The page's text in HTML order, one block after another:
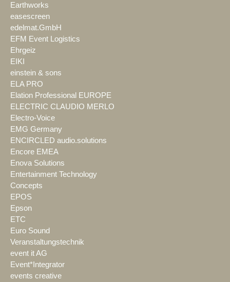
Earthworks
easescreen
edelmat.GmbH
EFM Event Logistics
Ehrgeiz
EIKI
einstein & sons
ELA PRO
Elation Professional EUROPE
ELECTRIC CLAUDIO MERLO
Electro-Voice
EMG Germany
ENCIRCLED audio.solutions
Encore EMEA
Enova Solutions
Entertainment Technology
Concepts
EPOS
Epson
ETC
Euro Sound
Veranstaltungstechnik
event it AG
Event*Integrator
events creative